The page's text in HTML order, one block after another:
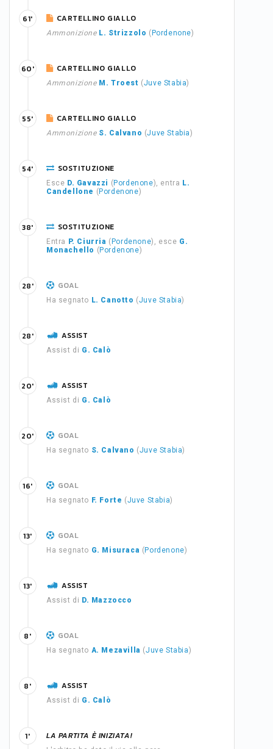
CARTELLINO GIALLO
Ammonizione L. Strizzolo ( Pordenone)
61'
CARTELLINO GIALLO
Ammonizione M. Troest (Juve Stabia)
60'
CARTELLINO GIALLO
Ammonizione S. Calvano (Juve Stabia)
55'
SOSTITUZIONE
Esce D. Gavazzi ( Pordenone), entra L.
Candellone ( Pordenone)
54'
SOSTITUZIONE
Entra P. Ciurria ( Pordenone), esce G.
Monachello ( Pordenone)
38'
GOAL
Ha segnato L. Canotto (Juve Stabia)
28'
ASSIST
Assist di G. Calò
28'
ASSIST
Assist di G. Calò
20'
GOAL
Ha segnato S. Calvano (Juve Stabia)
20'
GOAL
Ha segnato F. Forte (Juve Stabia)
16'
GOAL
Ha segnato G. Misuraca ( Pordenone)
13'
ASSIST
Assist di D. Mazzocco
13'
GOAL
Ha segnato A. Mezavilla (Juve Stabia)
8'
ASSIST
Assist di G. Calò
8'
LA PARTITA È INIZIATA!
1'